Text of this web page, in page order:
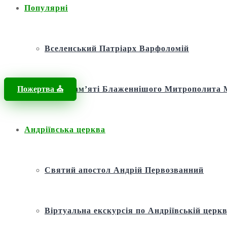
Популярні
Вселенський Патріарх Варфоломій
Фонд пам’яті Блаженнішого
Андріївська церква
Святий апостол Андрій Первозванний
Віртуальна екскурсія по Андріївській
Пожертва ⛪️